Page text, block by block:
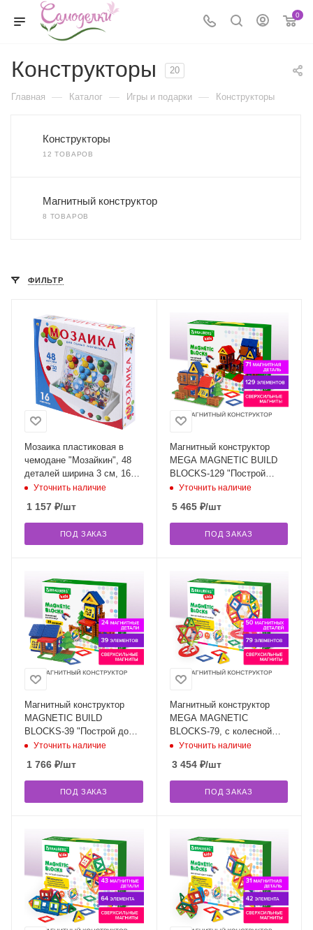
0
Конструкторы 20
Главная — Каталог — Игры и подарки — Конструкторы
Конструкторы
12 ТОВАРОВ
Магнитный конструктор
8 ТОВАРОВ
ФИЛЬТР
Мозаика пластиковая в
чемодане "Мозайкин", 48
деталей ширина 3 см, 16
карточек, РЫЖИЙ КОТ,
Уточнить наличие
1 157 ₽/шт
ПОД ЗАКАЗ
Магнитный конструктор
MEGA MAGNETIC BUILD
BLOCKS-129 "Построй
дом", 129 деталей,
Уточнить наличие
5 465₽/шт
ПОД ЗАКАЗ
Магнитный конструктор
MAGNETIC BUILD
BLOCKS-39 "Построй дом",
39 деталей, BRAUBERG
KIDS, 663849
Уточнить наличие
1 766 ₽/шт
ПОД ЗАКАЗ
Магнитный конструктор
MEGA MAGNETIC
BLOCKS-79, с колесной
базой и каруселью,
BRAUBERG KIDS, 663848
Уточнить наличие
3 454₽/шт
ПОД ЗАКАЗ